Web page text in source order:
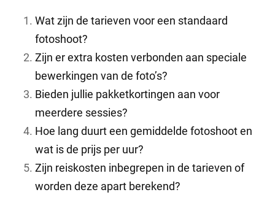
Wat zijn de tarieven voor een standaard
fotoshoot?
Zijn er extra kosten verbonden aan speciale
bewerkingen van de foto’s?
Bieden jullie pakketkortingen aan voor
meerdere sessies?
Hoe lang duurt een gemiddelde fotoshoot en
wat is de prijs per uur?
Zijn reiskosten inbegrepen in de tarieven of
worden deze apart berekend?